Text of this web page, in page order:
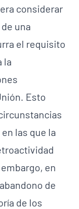
considerar
una
el requisito
la
Esto
las que la
en
de
de los